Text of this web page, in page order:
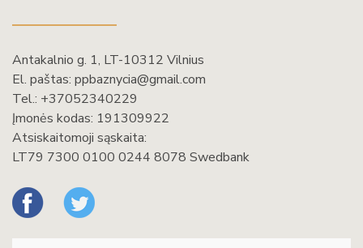
Antakalnio g. 1, LT-10312 Vilnius
El. paštas: ppbaznycia@gmail.com
Tel.: +37052340229
Įmonės kodas: 191309922
Atsiskaitomoji sąskaita:
LT79 7300 0100 0244 8078 Swedbank